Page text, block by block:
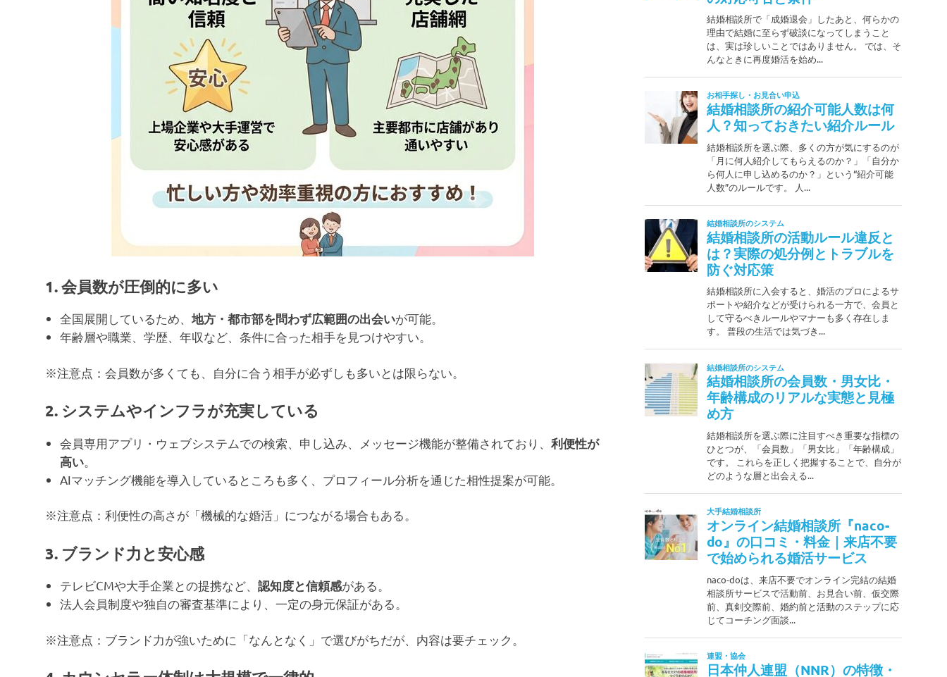
1. 会員数が圧倒的に多い
全国展開しているため、地方・都市部を問わず広範囲の出会いが可能。
年齢層や職業、学歴、年収など、条件に合った相手を見つけやすい。
※注意点：会員数が多くても、自分に合う相手が必ずしも多いとは限らない。
2. システムやインフラが充実している
会員専用アプリ・ウェブシステムでの検索、申し込み、メッセージ機能が整備されており、利便性が
高い
AIマッチング機能を導入しているところも多く、プロフィール分析を通じた相性提案が可能。
※注意点：利便性の高さが「機械的な婚活」につながる場合もある。
3. ブランド力と安心感
テレビCMや大手企業との提携など、認知度と信頼感がある。
法人会員制度や独自の審査基準により、一定の身元保証がある。
※注意点：ブランド力が強いために「なんとなく」で選びがちだが、内容は要チェック。